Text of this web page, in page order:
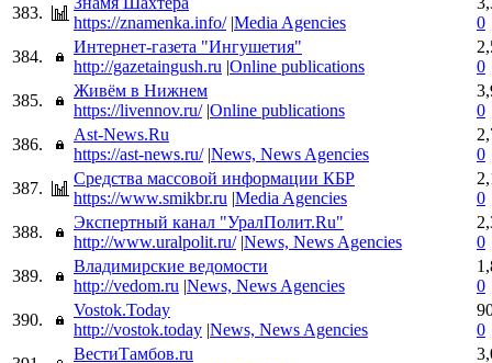
383.
https://znamenka.info/ |Media Agencies
0
384.
Интернет-газета "Ингушетия"
http://gazetaingush.ru |Online publications
0
385.
Живём в Нижнем
https://livennov.ru/ |Online publications
0
386.
Ast-News.Ru
https://ast-news.ru/ |News, News Agencies
0
387.
Средства массовой информации КБР
https://www.smikbr.ru |Media Agencies
0
388.
Экспертный канал "УралПолит.Ru"
http://www.uralpolit.ru/ |News, News Agencies
0
389.
Владимирские ведомости
http://vedom.ru |News, News Agencies
0
390.
Vostok.Today
http://vostok.today |News, News Agencies
0
ВестиТамбов.ru